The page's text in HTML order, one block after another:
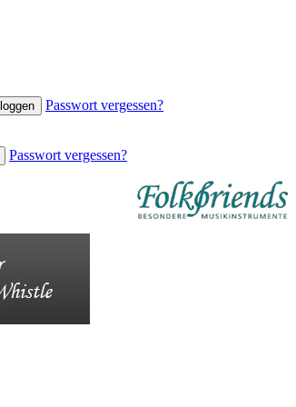
Passwort vergessen?
Passwort vergessen?